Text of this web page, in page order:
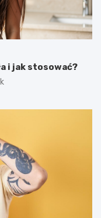
i jak stosować?